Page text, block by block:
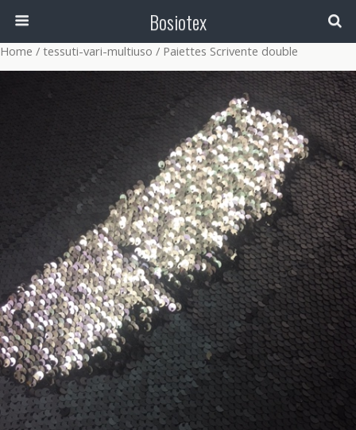
Bosiotex
Home / tessuti-vari-multiuso / Paiettes Scrivente double